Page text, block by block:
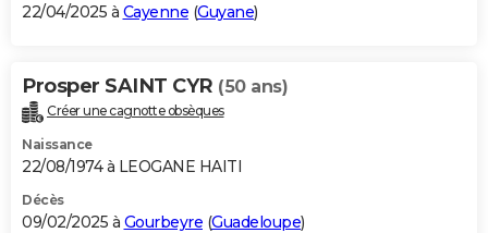
22/04/2025 à Cayenne (Guyane)
Prosper SAINT CYR (50 ans)
Créer une cagnotte obsèques
Naissance
22/08/1974 à LEOGANE HAITI
Décès
09/02/2025 à Gourbeyre (Guadeloupe)